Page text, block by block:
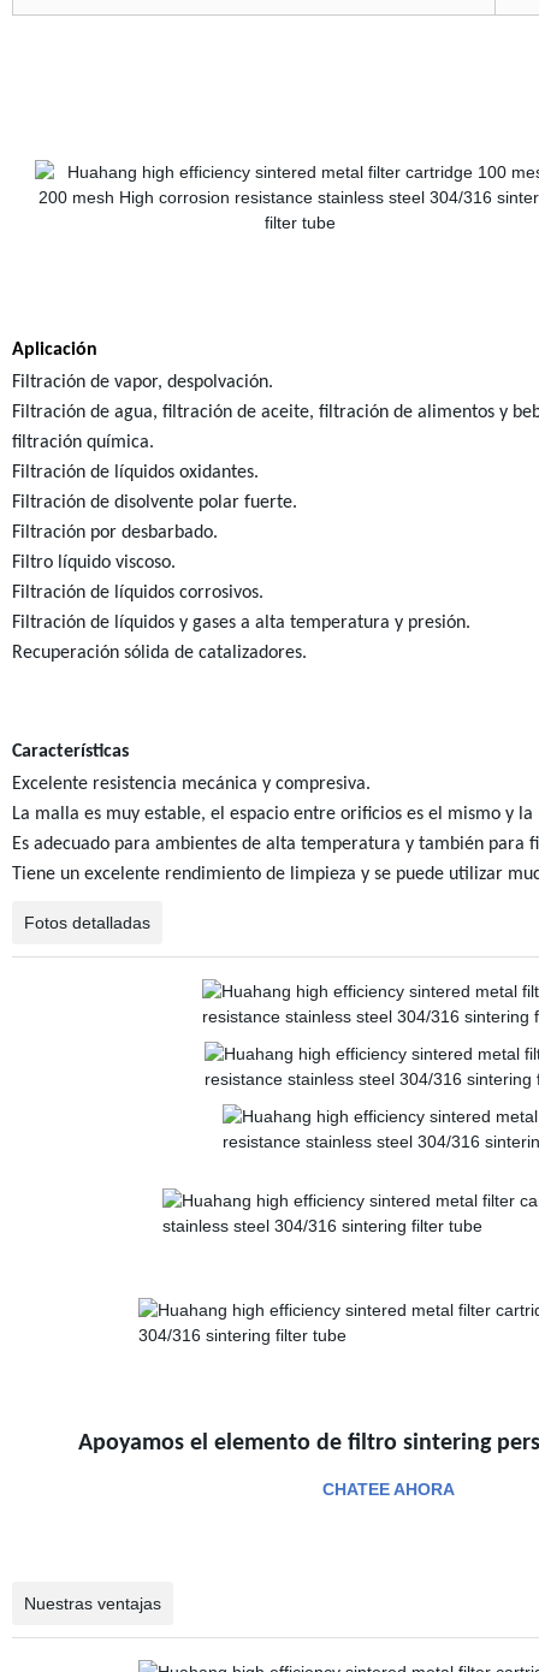
Aplicación
Filtración de vapor, despolvación.
Filtración de agua, filtración de aceite, filtración de alimentos y
filtración química.
Filtración de líquidos oxidantes.
Filtración de disolvente polar fuerte.
Filtración por desbarbado.
Filtro líquido viscoso.
Filtración de líquidos corrosivos.
Filtración de líquidos y gases a alta temperatura y presión.
Recuperación sólida de catalizadores.
Características
Excelente resistencia mecánica y compresiva.
La malla es muy estable, el espacio entre orificios es el mismo y
Es adecuado para ambientes de alta temperatura y también para
Tiene un excelente rendimiento de limpieza y se puede utilizar
Fotos detalladas
Apoyamos el elemento de filtro sintering
CHATEE AHORA
Nuestras ventajas